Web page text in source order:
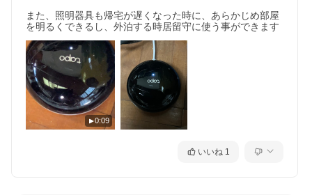
また、照明器具も帰宅が遅くなった時に、あらかじめ部屋
を明るくできるし、外泊する時居留守に使う事ができます
0:09
いいね 1